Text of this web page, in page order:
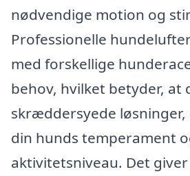
nødvendige motion og
Professionelle
med forskellige
behov, hvilket betyder, at
skræddersyede løsninger,
din hunds temperament
aktivitetsniveau. Det